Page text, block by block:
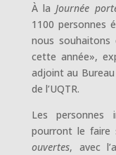
À la Journée
1100 personnes
nous souhaitons
cette année»,
adjoint au
de l’UQTR.
Les personnes
pourront le faire
ouvertes, avec